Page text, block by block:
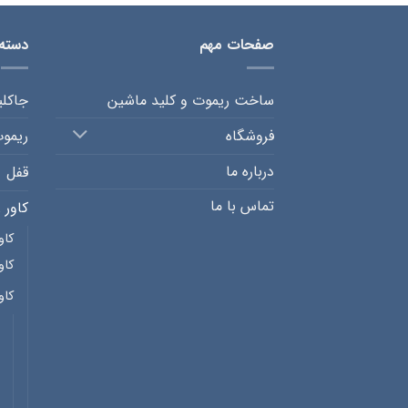
صفحات مهم
ساخت ریموت و کلید ماشین
فروشگاه
درباره ما
تماس با ما
قفل